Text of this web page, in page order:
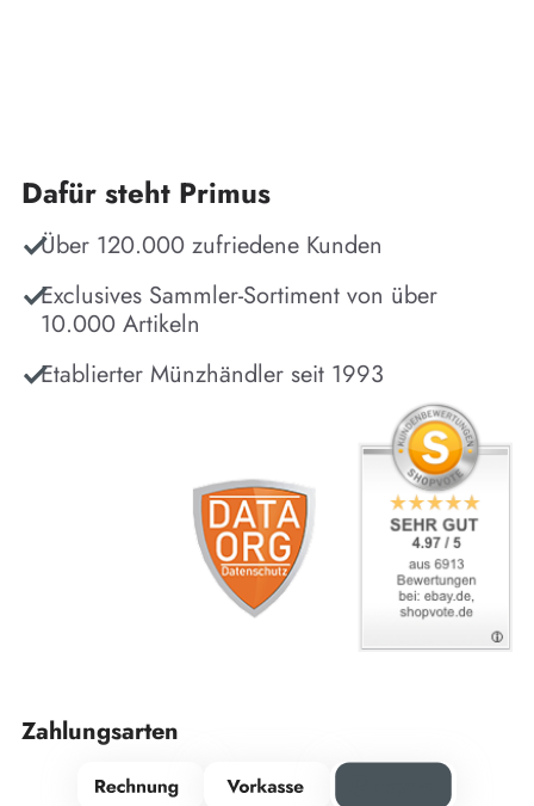
Dafür steht Primus
Über 120.000 zufriedene Kunden
Exclusives Sammler-Sortiment von über
10.000 Artikeln
Etablierter Münzhändler seit 1993
Zahlungsarten